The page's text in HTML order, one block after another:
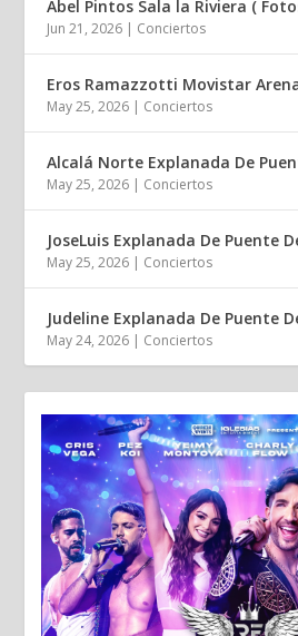
Abel Pintos Sala la Riviera (
Jun 21, 2026 | Conciertos
Eros Ramazzotti Movistar
May 25, 2026 | Conciertos
Alcalá Norte Explanada De
May 25, 2026 | Conciertos
JoseLuis Explanada De Puente
May 25, 2026 | Conciertos
Judeline Explanada De Puente
May 24, 2026 | Conciertos